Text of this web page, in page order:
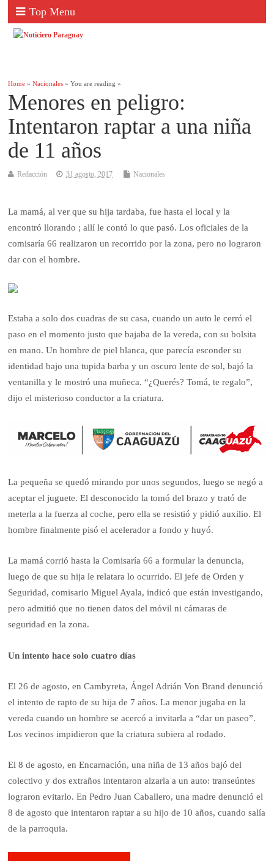
Top Menu
Home »Nacionales » You are reading »
Menores en peligro:
Intentaron raptar a una niña
de 11 años
Redacción 31 agosto, 2017 Nacionales
La mamá, al ver que su hija tardaba, fue hasta el local y la
encontró llorando ; allí le contó lo que pasó. Los oficiales de la
comisaría 66 realizaron un recorrido por la zona, pero no lograron
dar con el hombre.
Estaba a solo dos cuadras de su casa, cuando un auto le cerró el
paso en el momento justo que bajaba de la vereda, con su bolsita
en mano. Un hombre de piel blanca, que parecía esconder su
identidad bajo una tupida barba y un oscuro lente de sol, bajó la
ventanilla y le mostró una muñeca. “¿Querés? Tomá, te regalo”,
dijo el misterioso conductor a la criatura.
La pequeña se quedó mirando por unos segundos, luego se negó a
aceptar el juguete. El desconocido la tomó del brazo y trató de
meterla a la fuerza al coche, pero ella se resistió y pidió auxilio. El
hombre finalmente pisó el acelerador a fondo y huyó.
La mamá corrió hasta la Comisaría 66 a formular la denuncia,
luego de que su hija le relatara lo ocurrido. El jefe de Orden y
Seguridad, comisario Miguel Ayala, indicó que están investigando,
pero admitió que no tienen datos del móvil ni cámaras de
seguridad en la zona.
Un intento hace solo cuatro días
El 26 de agosto, en Cambyreta, Ángel Adrián Von Brand denunció
el intento de rapto de su hija de 7 años. La menor jugaba en la
vereda cuando un hombre se acercó a invitarla a “dar un paseo”.
Los vecinos impidieron que la criatura subiera al rodado.
El 8 de agosto, en Encarnación, una niña de 13 años bajó del
colectivo y dos extraños intentaron alzarla a un auto: transeúntes
lograron evitarlo. En Pedro Juan Caballero, una madre denunció el
8 de agosto que intentaron raptar a su hijo de 10 años, cuando salía
de la parroquia.